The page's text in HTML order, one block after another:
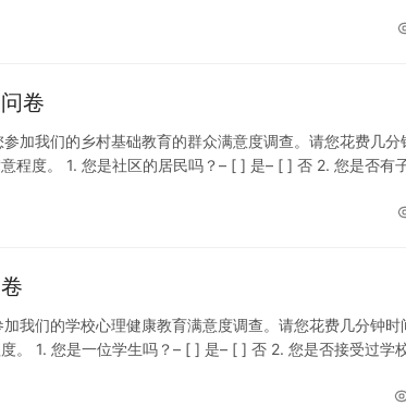
卷
加我们的乡村基础教育的群众满意度调查。请您花费几
程度。 1. 您是社区的居民吗？– [ ] 是– [ ] 否 2. 您是否有
我们的学校心理健康教育满意度调查。请您花费几分钟
。 1. 您是一位学生吗？– [ ] 是– [ ] 否 2. 您是否接受过学